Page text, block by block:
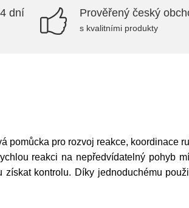
dní Prověřený český
s kvalitními produkty
pro rozvoj reakce, koordinace
reakci na nepředvídatelný pohyb
kontrolu. Díky jednoduchému